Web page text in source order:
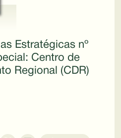
Estratégicas nº
Centro de
Regional (CDR)